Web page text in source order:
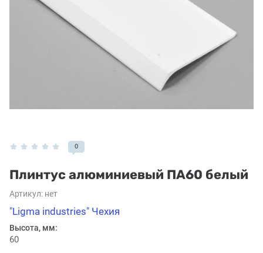
0
Плинтус алюминиевый ПА60 белый
Артикул: нет
"Ligma industries" Чехия
Высота, мм:
60